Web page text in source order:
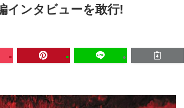
インタビューを敢行!